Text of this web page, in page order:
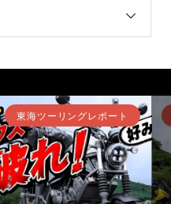
東海ツーリングレポート